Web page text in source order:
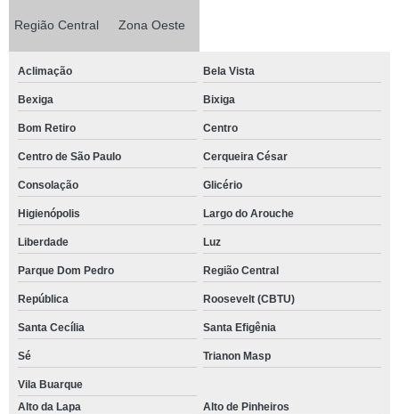
Região Central Zona Oeste
Aclimação Bela Vista
Bexiga Bixiga
Bom Retiro Centro
Centro de São Paulo Cerqueira César
Consolação Glicério
Higienópolis Largo do Arouche
Liberdade Luz
Parque Dom Pedro Região Central
República Roosevelt (CBTU)
Santa Cecília Santa Efigênia
Sé Trianon Masp
Vila Buarque
Alto da Lapa
Alto de Pinheiros